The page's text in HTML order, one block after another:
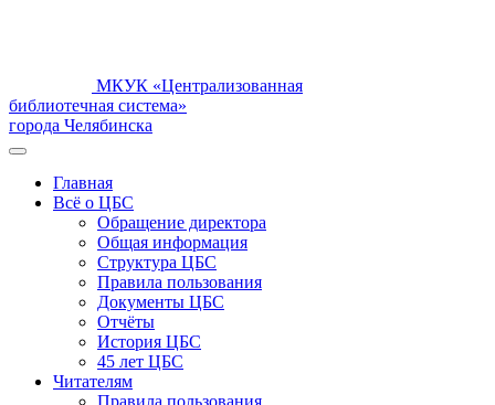
МКУК «Централизованная
библиотечная система»
города Челябинска
Главная
Всё о ЦБС
Обращение директора
Общая информация
Структура ЦБС
Правила пользования
Документы ЦБС
Отчёты
История ЦБС
45 лет ЦБС
Читателям
Правила пользования